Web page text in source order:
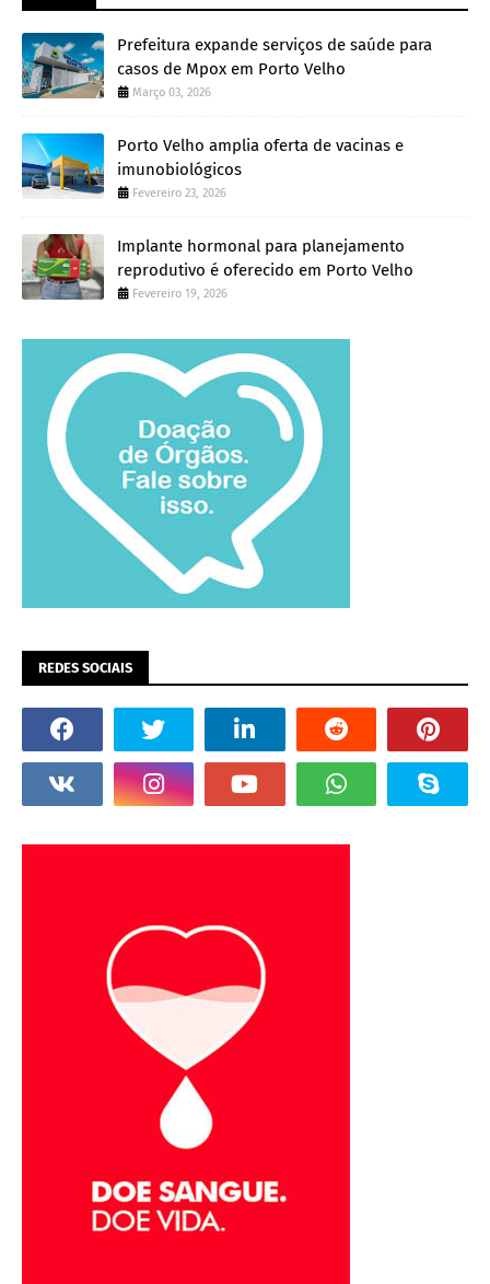
Prefeitura expande serviços de saúde para
casos de Mpox em Porto Velho
Março 03, 2026
Porto Velho amplia oferta de vacinas e
imunobiológicos
Fevereiro 23, 2026
Implante hormonal para planejamento
reprodutivo é oferecido em Porto Velho
Fevereiro 19, 2026
REDES SOCIAIS